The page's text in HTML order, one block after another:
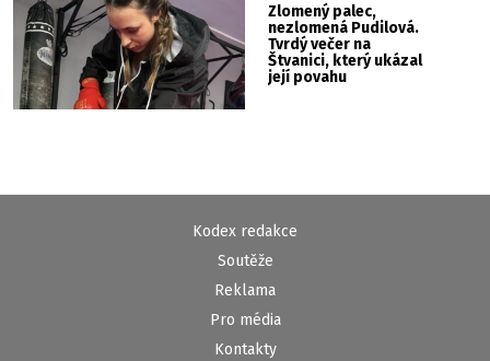
Zlomený palec,
nezlomená Pudilová.
Tvrdý večer na
Štvanici, který ukázal
její povahu
Kodex redakce
Soutěže
Reklama
Pro média
Kontakty